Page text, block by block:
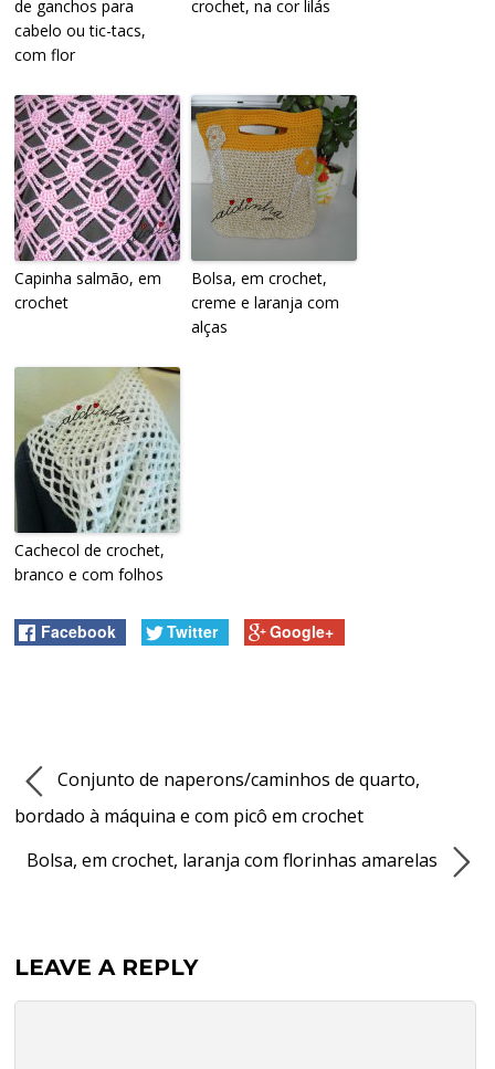
de ganchos para
cabelo ou tic-tacs,
com flor
crochet, na cor lilás
Capinha salmão, em
crochet
Bolsa, em crochet,
creme e laranja com
alças
Cachecol de crochet,
branco e com folhos
Facebook Twitter Google+
Conjunto de naperons/caminhos de quarto,
bordado à máquina e com picô em crochet
Bolsa, em crochet, laranja com florinhas amarelas
LEAVE A REPLY